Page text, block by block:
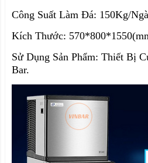
Công Suất Làm Đá: 150Kg/
Kích Thước:
Sử Dụng Sản Phẩm: Thiết Bị
Bar.